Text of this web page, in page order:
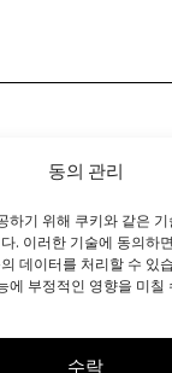
동의 관리
하기 위해 쿠키와 같은
. 이러한 기술에 동의하
데이터를 처리할 수 있
에 부정적인 영향을 미칠
수락